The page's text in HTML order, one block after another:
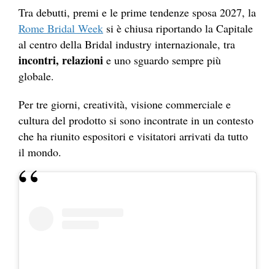
Tra debutti, premi e le prime tendenze sposa 2027, la
Rome Bridal Week si è chiusa riportando la Capitale
al centro della Bridal industry internazionale, tra
incontri, relazioni e uno sguardo sempre più
globale.
Per tre giorni, creatività, visione commerciale e
cultura del prodotto si sono incontrate in un contesto
che ha riunito espositori e visitatori arrivati da tutto
il mondo.